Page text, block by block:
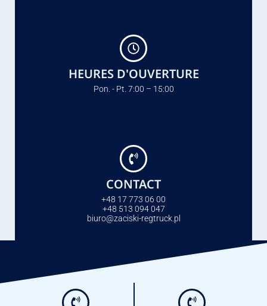
HEURES D'OUVERTURE
Pon. - Pt. 7:00 – 15:00
CONTACT
+48 17 773 06 00
+48 513 094 047
biuro@zaciski-regtruck.pl